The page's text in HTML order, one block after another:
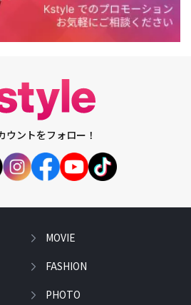
ウントをフォロー！
MOVIE
FASHION
PHOTO